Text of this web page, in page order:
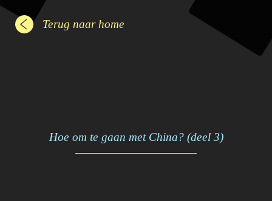
Terug naar home
Hoe om te gaan met China? (deel 3)